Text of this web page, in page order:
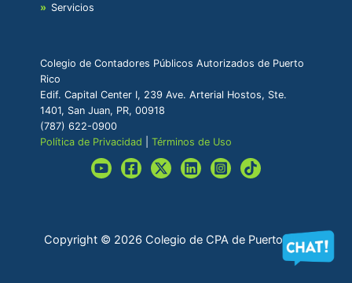
Servicios
Colegio de Contadores Públicos Autorizados de Puerto
Rico
Edif. Capital Center I, 239 Ave. Arterial Hostos, Ste.
1401, San Juan, PR, 00918
(787) 622-0900
Política de Privacidad |Términos de Uso
Copyright © 2026 Colegio de CPA de Puerto Rico